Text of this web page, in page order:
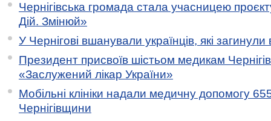
Чернігівська громада стала учасницею
Дій. Змінюй»
У Чернігові вшанували українців, які загинули
Президент присвоїв шістьом медикам
«Заслужений лікар України»
Мобільні клініки надали медичну допомогу
Чернігівщини